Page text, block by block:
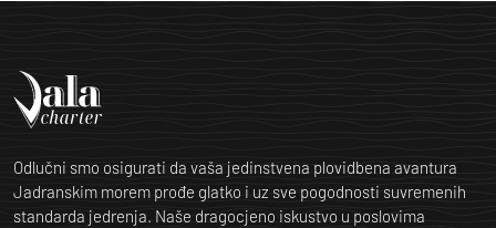
Odlučni smo osigurati da vaša jedinstvena plovidbena avantura
Jadranskim morem prođe glatko i uz sve pogodnosti suvremenih
standarda jedrenja. Naše dragocjeno iskustvo u poslovima